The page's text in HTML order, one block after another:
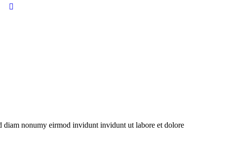
diam nonumy eirmod invidunt invidunt ut labore et dolore